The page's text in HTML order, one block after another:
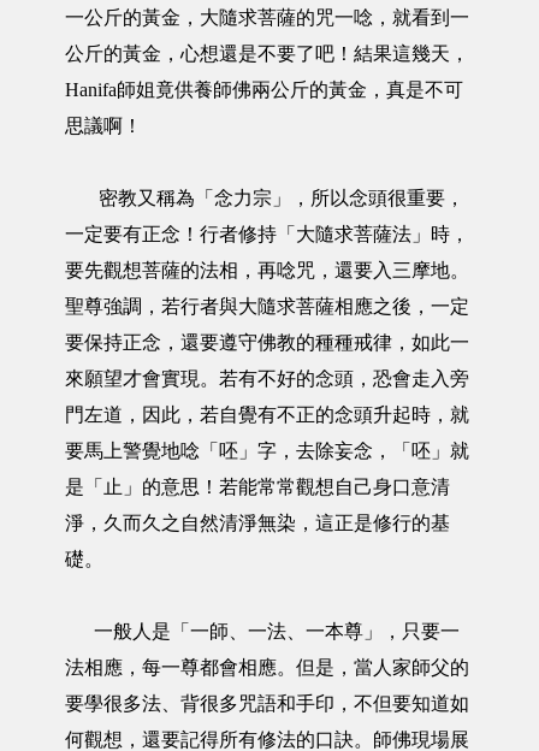
一公斤的黃金，大隨求菩薩的咒一唸，就看到一
公斤的黃金，心想還是不要了吧！結果這幾天，
Hanifa師姐竟供養師佛兩公斤的黃金，真是不可
思議啊！
密教又稱為「念力宗」，所以念頭很重要，
一定要有正念！行者修持「大隨求菩薩法」時，
要先觀想菩薩的法相，再唸咒，還要入三摩地。
聖尊強調，若行者與大隨求菩薩相應之後，一定
要保持正念，還要遵守佛教的種種戒律，如此一
來願望才會實現。若有不好的念頭，恐會走入旁
門左道，因此，若自覺有不正的念頭升起時，就
要馬上警覺地唸「呸」字，去除妄念，「呸」就
是「止」的意思！若能常常觀想自己身口意清
淨，久而久之自然清淨無染，這正是修行的基
礎。
一般人是「一師、一法、一本尊」，只要一
法相應，每一尊都會相應。但是，當人家師父的
要學很多法、背很多咒語和手印，不但要知道如
何觀想，還要記得所有修法的口訣。師佛現場展